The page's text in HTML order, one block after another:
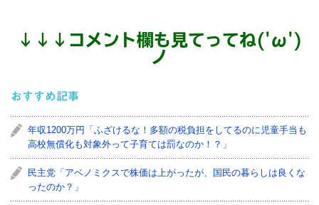
↓ ↓ ↓ コメント欄も見てってね('ω')
ノ
おすすめ記事
年収1200万円「ふざけるな！多額の税負担をしてるのに児童手当も
高校無償化も対象外って子育ては罰なのか！？」
民主党「アベノミクスで株価は上がったが、国民の暮らしは良くな
ったのか？」